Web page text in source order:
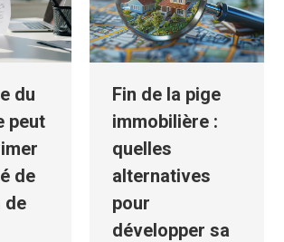
du
peut
de
de
Fin de la pige
immobilière :
quelles
alternatives
pour
développer sa